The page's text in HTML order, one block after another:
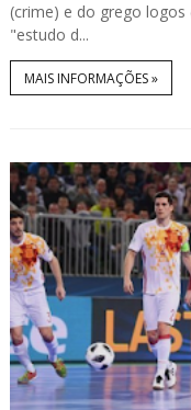
(crime) e do grego
"estudo d...
MAIS INFORMAÇÕES »